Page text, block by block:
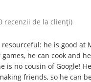
recenzii de la clienți)
resourceful: he is good at
he can cook and
is no cousin of Google!
friends, so he can